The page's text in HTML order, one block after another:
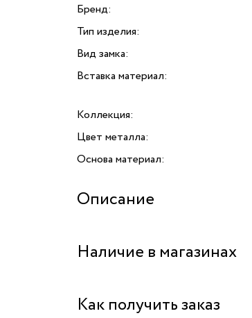
Бренд:
Тип изделия:
Вид замка:
Вставка материал:
Коллекция:
Цвет металла:
Основа материал:
Описание
с плетением «змейка» дополнена
Наличие в магазинах
Бутик "La Nature" в Центральном
Как получить заказ